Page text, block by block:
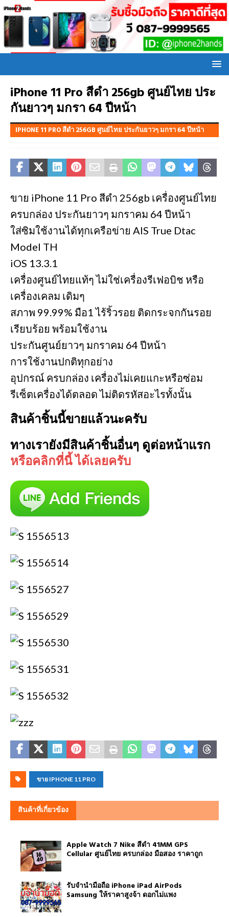
iPhone 11 Pro สีดำ 256gb ศูนย์ไทย ประ
กันยาวๆ มกรา 64 ปีหน้า
IPHONE 11 PRO สีดำ 256GB ศูนย์ไทย ประกันยาวๆ มกรา 64 ปีหน้า
ขาย iPhone 11 Pro สีดำ 256gb เครื่องศูนย์ไทย
ครบกล่อง ประกันยาวๆ มกราคม 64 ปีหน้า
ใส่ซิมใช้งานได้ทุกเครือข่าย AIS True Dtac
Model TH
iOS 13.3.1
เครื่องศูนย์ไทยแท้ๆ ไม่ใช่เครื่องรีเฟอบิช หรือ
เครื่องเคลม เดิมๆ
สภาพ 99.99% มือ1 ไร้ริ้วรอย ติดกระจกกันรอย
เรียบร้อย พร้อมใช้งาน
ประกันศูนย์ยาวๆ มกราคม 64 ปีหน้า
การใช้งานปกติทุกอย่าง
อุปกรณ์ ครบกล่อง เครื่องไม่เคยแกะหรือซ่อม
รีเซ็ตเครื่องได้ตลอด ไม่ติดรหัสอะไรทั้งนั้น
สินค้าชิ้นนี้ขายแล้วนะครับ
ทางเรายังมีสินค้าชิ้นอื่นๆ ดูต่อหน้าแรก
หรือคลิกที่นี้ ได้เลยครับ
ขาย IPHONE 11 PRO
สินค้าที่เกี่ยวข้อง
Apple Watch 7 Nike สีดำ 41MM GPS
Cellular ศูนย์ไทย ครบกล่อง มือสอง ราคาถูก
รับจำนำมือถือ iPhone iPad AirPods
Samsung ให้ราคาสูงจ้า ดอกไม่แพง